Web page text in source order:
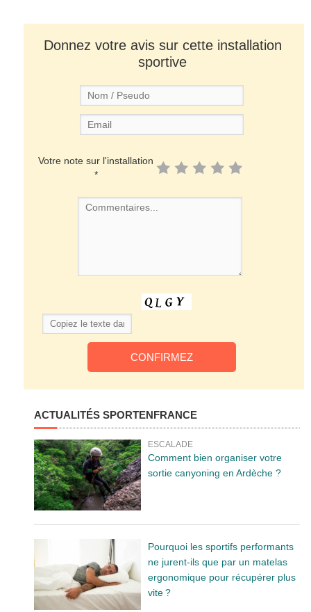
Donnez votre avis sur cette installation
sportive
Votre note sur l'installation
*
ACTUALITÉS SPORTENFRANCE
ESCALADE
Comment bien organiser votre
sortie canyoning en Ardèche ?
Pourquoi les sportifs performants
ne jurent-ils que par un matelas
ergonomique pour récupérer plus
vite ?